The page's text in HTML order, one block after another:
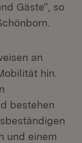
Gäste“, so
an
hin.
bestehen
und einem